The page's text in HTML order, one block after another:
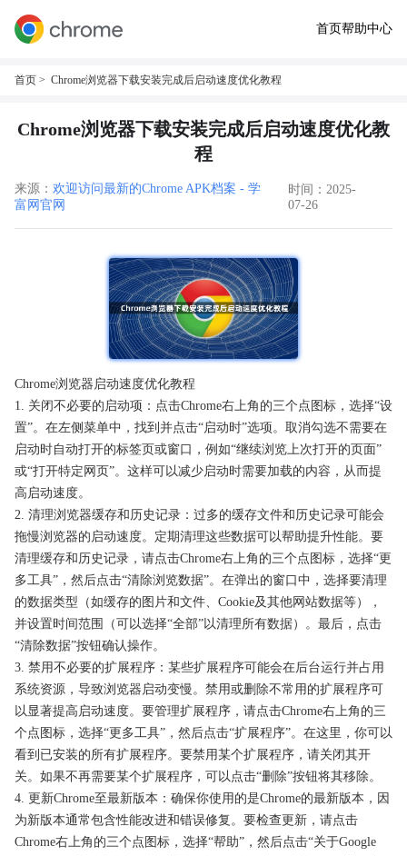
首页帮助中心
首页 > Chrome浏览器下载安装完成后启动速度优化教程
Chrome浏览器下载安装完成后启动速度优化教
程
来源： 欢迎访问最新的Chrome APK档案 - 学
富网官网
时间：2025-
07-26
Chrome浏览器启动速度优化教程
1. 关闭不必要的启动项：点击Chrome右上角的三个点图标，选择“设
置”。在左侧菜单中，找到并点击“启动时”选项。取消勾选不需要在
启动时自动打开的标签页或窗口，例如“继续浏览上次打开的页面”
或“打开特定网页”。这样可以减少启动时需要加载的内容，从而提
高启动速度。
2. 清理浏览器缓存和历史记录：过多的缓存文件和历史记录可能会
拖慢浏览器的启动速度。定期清理这些数据可以帮助提升性能。要
清理缓存和历史记录，请点击Chrome右上角的三个点图标，选择“更
多工具”，然后点击“清除浏览数据”。在弹出的窗口中，选择要清理
的数据类型（如缓存的图片和文件、Cookie及其他网站数据等），
并设置时间范围（可以选择“全部”以清理所有数据）。最后，点击
“清除数据”按钮确认操作。
3. 禁用不必要的扩展程序：某些扩展程序可能会在后台运行并占用
系统资源，导致浏览器启动变慢。禁用或删除不常用的扩展程序可
以显著提高启动速度。要管理扩展程序，请点击Chrome右上角的三
个点图标，选择“更多工具”，然后点击“扩展程序”。在这里，你可以
看到已安装的所有扩展程序。要禁用某个扩展程序，请关闭其开
关。如果不再需要某个扩展程序，可以点击“删除”按钮将其移除。
4. 更新Chrome至最新版本：确保你使用的是Chrome的最新版本，因
为新版本通常包含性能改进和错误修复。要检查更新，请点击
Chrome右上角的三个点图标，选择“帮助”，然后点击“关于Google